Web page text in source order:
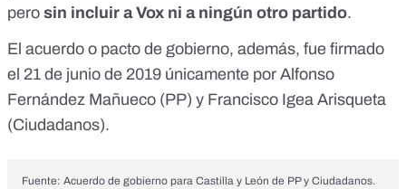
pero sin incluir a Vox ni a ningún otro partido.
El acuerdo o pacto de gobierno, además, fue firmado
el 21 de junio de 2019 únicamente por Alfonso
Fernández Mañueco (PP) y Francisco Igea Arisqueta
(Ciudadanos).
Fuente: Acuerdo de gobierno para Castilla y León de PP y Ciudadanos.